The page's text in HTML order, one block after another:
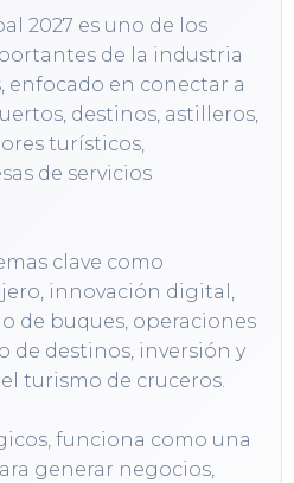
2027 es uno de los
de la industria
enfocado en conectar a
destinos, astilleros,
turísticos,
de servicios
clave como
innovación digital,
de buques, operaciones
de destinos, inversión y
turismo de cruceros.
funciona como una
generar negocios,